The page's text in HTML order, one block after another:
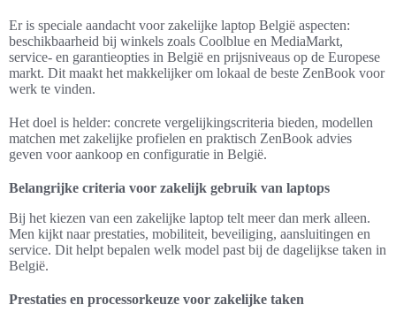
Er is speciale aandacht voor zakelijke laptop België aspecten:
beschikbaarheid bij winkels zoals Coolblue en MediaMarkt,
service- en garantieopties in België en prijsniveaus op de Europese
markt. Dit maakt het makkelijker om lokaal de beste ZenBook voor
werk te vinden.
Het doel is helder: concrete vergelijkingscriteria bieden, modellen
matchen met zakelijke profielen en praktisch ZenBook advies
geven voor aankoop en configuratie in België.
Belangrijke criteria voor zakelijk gebruik van laptops
Bij het kiezen van een zakelijke laptop telt meer dan merk alleen.
Men kijkt naar prestaties, mobiliteit, beveiliging, aansluitingen en
service. Dit helpt bepalen welk model past bij de dagelijkse taken in
België.
Prestaties en processorkeuze voor zakelijke taken